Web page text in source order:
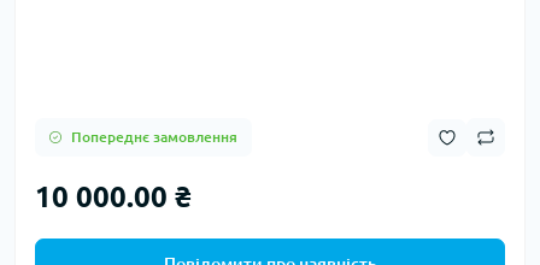
Попереднє замовлення
10 000.00 ₴